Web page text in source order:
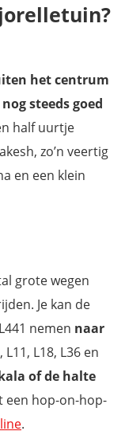
het centrum
nog steeds goed
half uurtje
zo’n veertig
en een klein
grote wegen
Je kan de
nemen naar
L18, L36 en
of de halte
een hop-on-hop-
.